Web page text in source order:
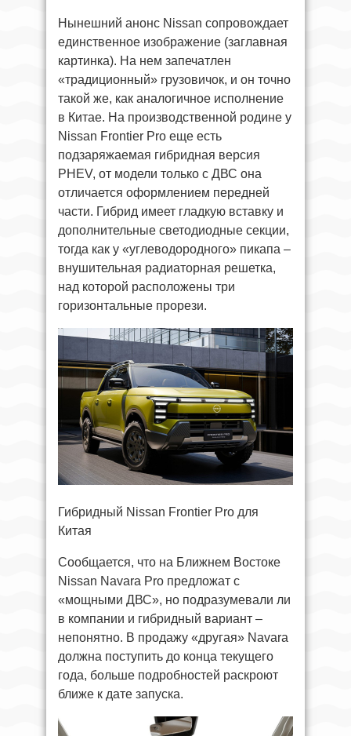
Нынешний анонс Nissan сопровождает
единственное изображение (заглавная
картинка). На нем запечатлен
«традиционный» грузовичок, и он точно
такой же, как аналогичное исполнение
в Китае. На производственной родине у
Nissan Frontier Pro еще есть
подзаряжаемая гибридная версия
PHEV, от модели только с ДВС она
отличается оформлением передней
части. Гибрид имеет гладкую вставку и
дополнительные светодиодные секции,
тогда как у «углеводородного» пикапа –
внушительная радиаторная решетка,
над которой расположены три
горизонтальные прорези.
Гибридный Nissan Frontier Pro для
Китая
Сообщается, что на Ближнем Востоке
Nissan Navara Pro предложат с
«мощными ДВС», но подразумевали ли
в компании и гибридный вариант –
непонятно. В продажу «другая» Navara
должна поступить до конца текущего
года, больше подробностей раскроют
ближе к дате запуска.